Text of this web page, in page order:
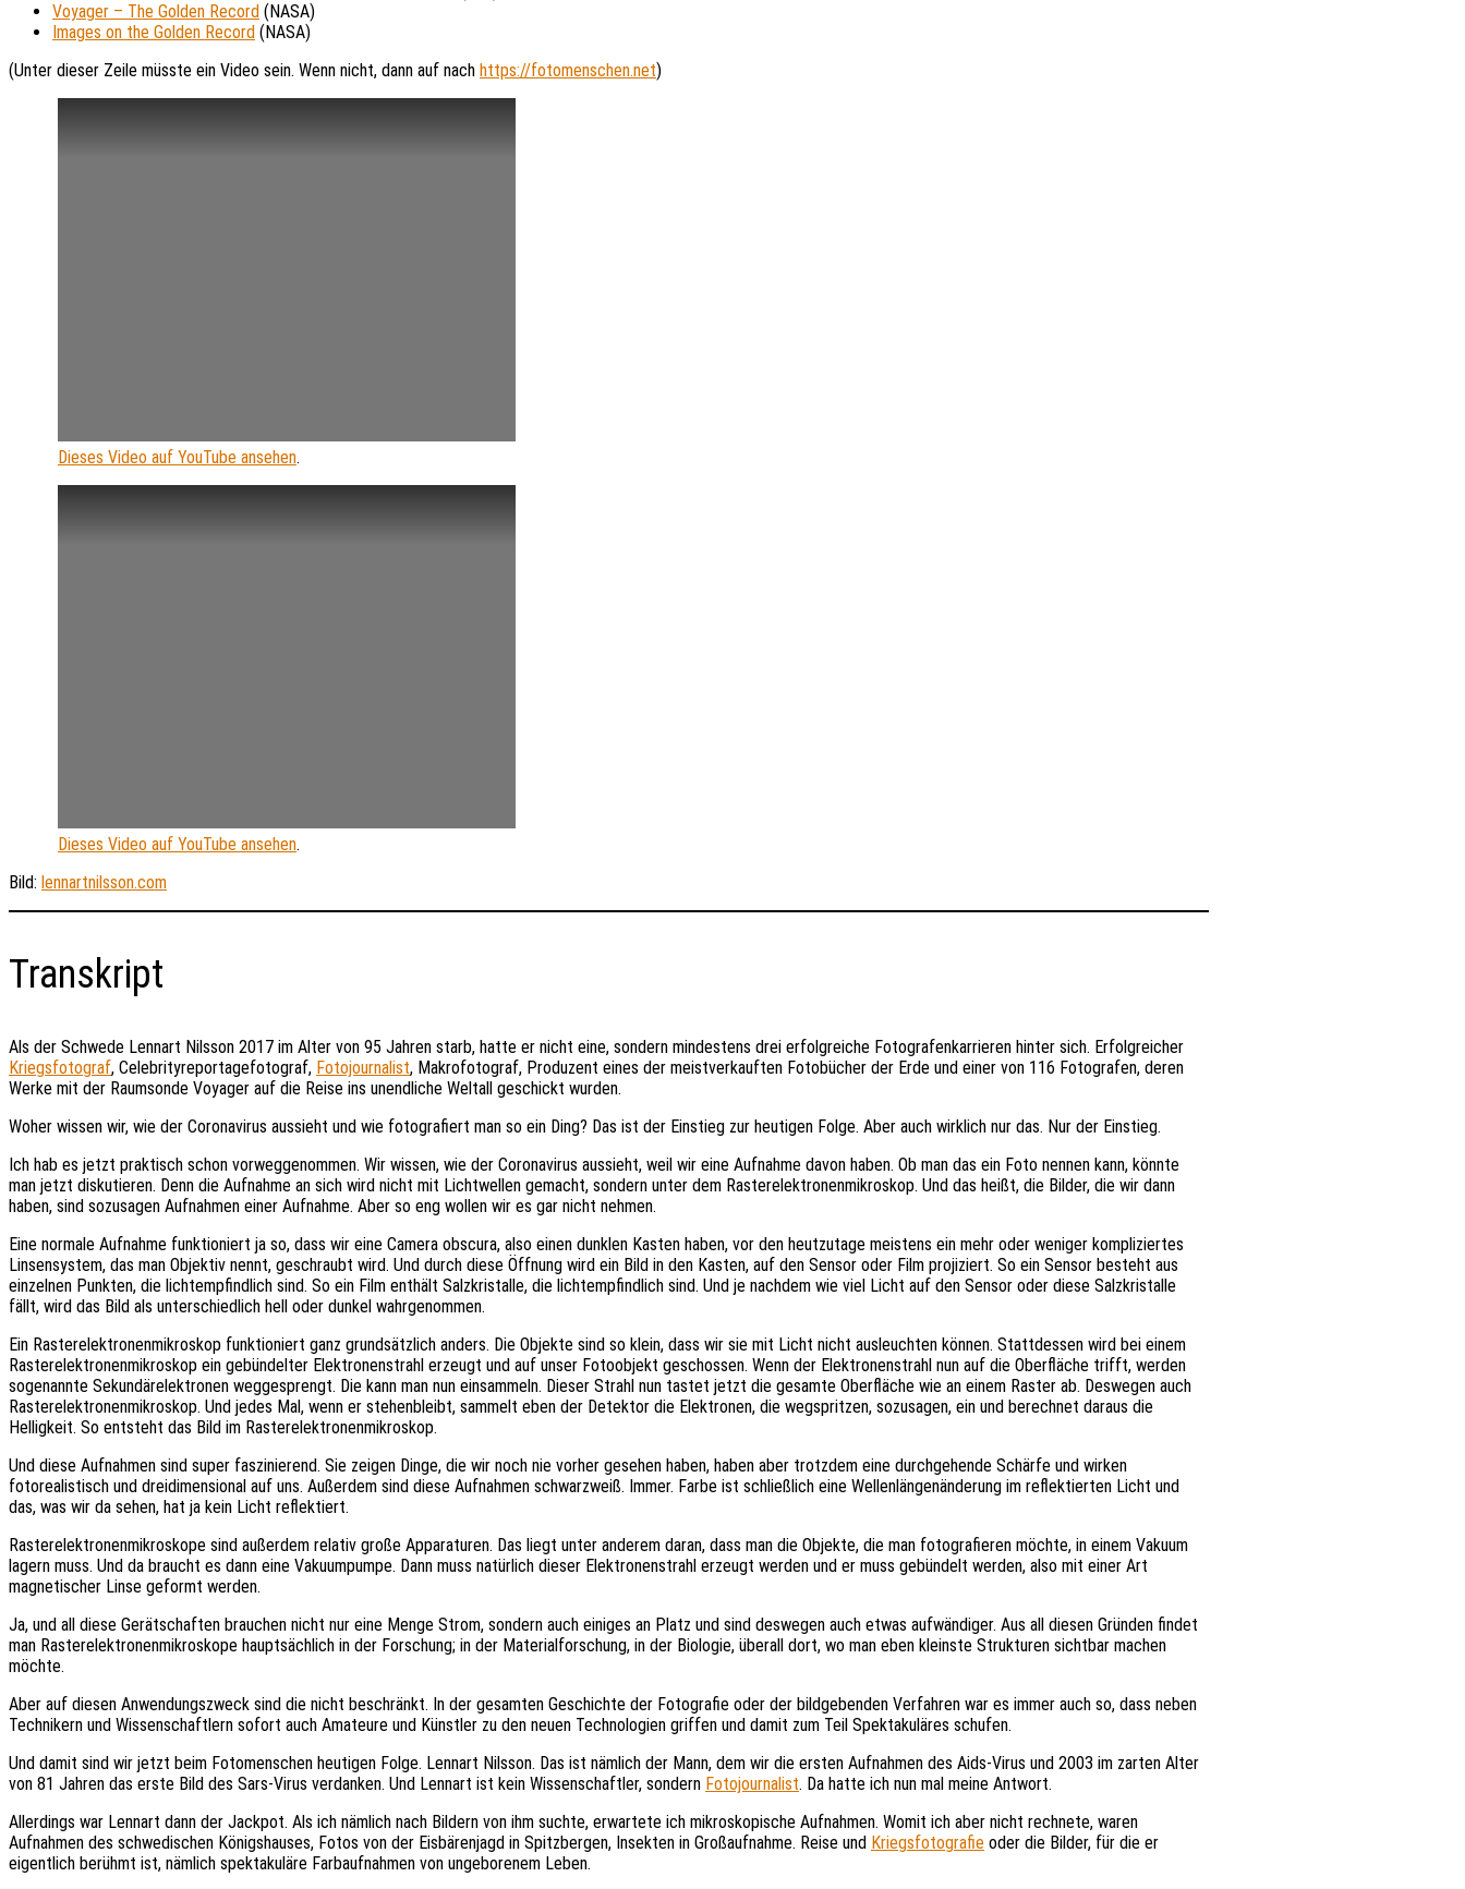
Voyager – The Golden Record (NASA)
Images on the Golden Record (NASA)
(Unter dieser Zeile müsste ein Video sein. Wenn nicht, dann auf nach https://fotomenschen.net)
Dieses Video auf YouTube ansehen.
Dieses Video auf YouTube ansehen.
Bild: lennartnilsson.com
Transkript
Als der Schwede Lennart Nilsson 2017 im Alter von 95 Jahren starb, hatte er nicht eine, sondern mindestens drei erfolgreiche Fotografenkarrieren hinter sich. Erfolgreicher
Kriegsfotograf, Celebrityreportagefotograf, Fotojournalist, Makrofotograf, Produzent eines der meistverkauften Fotobücher der Erde und einer von 116 Fotografen, deren
Werke mit der Raumsonde Voyager auf die Reise ins unendliche Weltall geschickt wurden.
Woher wissen wir, wie der Coronavirus aussieht und wie fotografiert man so ein Ding? Das ist der Einstieg zur heutigen Folge. Aber auch wirklich nur das. Nur der Einstieg.
Ich hab es jetzt praktisch schon vorweggenommen. Wir wissen, wie der Coronavirus aussieht, weil wir eine Aufnahme davon haben. Ob man das ein Foto nennen kann, könnte
man jetzt diskutieren. Denn die Aufnahme an sich wird nicht mit Lichtwellen gemacht, sondern unter dem Rasterelektronenmikroskop. Und das heißt, die Bilder, die wir dann
haben, sind sozusagen Aufnahmen einer Aufnahme. Aber so eng wollen wir es gar nicht nehmen.
Eine normale Aufnahme funktioniert ja so, dass wir eine Camera obscura, also einen dunklen Kasten haben, vor den heutzutage meistens ein mehr oder weniger kompliziertes
Linsensystem, das man Objektiv nennt, geschraubt wird. Und durch diese Öffnung wird ein Bild in den Kasten, auf den Sensor oder Film projiziert. So ein Sensor besteht aus
einzelnen Punkten, die lichtempfindlich sind. So ein Film enthält Salzkristalle, die lichtempfindlich sind. Und je nachdem wie viel Licht auf den Sensor oder diese Salzkristalle
fällt, wird das Bild als unterschiedlich hell oder dunkel wahrgenommen.
Ein Rasterelektronenmikroskop funktioniert ganz grundsätzlich anders. Die Objekte sind so klein, dass wir sie mit Licht nicht ausleuchten können. Stattdessen wird bei einem
Rasterelektronenmikroskop ein gebündelter Elektronenstrahl erzeugt und auf unser Fotoobjekt geschossen. Wenn der Elektronenstrahl nun auf die Oberfläche trifft, werden
sogenannte Sekundärelektronen weggesprengt. Die kann man nun einsammeln. Dieser Strahl nun tastet jetzt die gesamte Oberfläche wie an einem Raster ab. Deswegen auch
Rasterelektronenmikroskop. Und jedes Mal, wenn er stehenbleibt, sammelt eben der Detektor die Elektronen, die wegspritzen, sozusagen, ein und berechnet daraus die
Helligkeit. So entsteht das Bild im Rasterelektronenmikroskop.
Und diese Aufnahmen sind super faszinierend. Sie zeigen Dinge, die wir noch nie vorher gesehen haben, haben aber trotzdem eine durchgehende Schärfe und wirken
fotorealistisch und dreidimensional auf uns. Außerdem sind diese Aufnahmen schwarzweiß. Immer. Farbe ist schließlich eine Wellenlängenänderung im reflektierten Licht und
das, was wir da sehen, hat ja kein Licht reflektiert.
Rasterelektronenmikroskope sind außerdem relativ große Apparaturen. Das liegt unter anderem daran, dass man die Objekte, die man fotografieren möchte, in einem Vakuum
lagern muss. Und da braucht es dann eine Vakuumpumpe. Dann muss natürlich dieser Elektronenstrahl erzeugt werden und er muss gebündelt werden, also mit einer Art
magnetischer Linse geformt werden.
Ja, und all diese Gerätschaften brauchen nicht nur eine Menge Strom, sondern auch einiges an Platz und sind deswegen auch etwas aufwändiger. Aus all diesen Gründen findet
man Rasterelektronenmikroskope hauptsächlich in der Forschung; in der Materialforschung, in der Biologie, überall dort, wo man eben kleinste Strukturen sichtbar machen
möchte.
Aber auf diesen Anwendungszweck sind die nicht beschränkt. In der gesamten Geschichte der Fotografie oder der bildgebenden Verfahren war es immer auch so, dass neben
Technikern und Wissenschaftlern sofort auch Amateure und Künstler zu den neuen Technologien griffen und damit zum Teil Spektakuläres schufen.
Und damit sind wir jetzt beim Fotomenschen heutigen Folge. Lennart Nilsson. Das ist nämlich der Mann, dem wir die ersten Aufnahmen des Aids-Virus und 2003 im zarten Alter
von 81 Jahren das erste Bild des Sars-Virus verdanken. Und Lennart ist kein Wissenschaftler, sondern Fotojournalist. Da hatte ich nun mal meine Antwort.
Allerdings war Lennart dann der Jackpot. Als ich nämlich nach Bildern von ihm suchte, erwartete ich mikroskopische Aufnahmen. Womit ich aber nicht rechnete, waren
Aufnahmen des schwedischen Königshauses, Fotos von der Eisbärenjagd in Spitzbergen, Insekten in Großaufnahme. Reise und Kriegsfotografie oder die Bilder, für die er
eigentlich berühmt ist, nämlich spektakuläre Farbaufnahmen von ungeborenem Leben.